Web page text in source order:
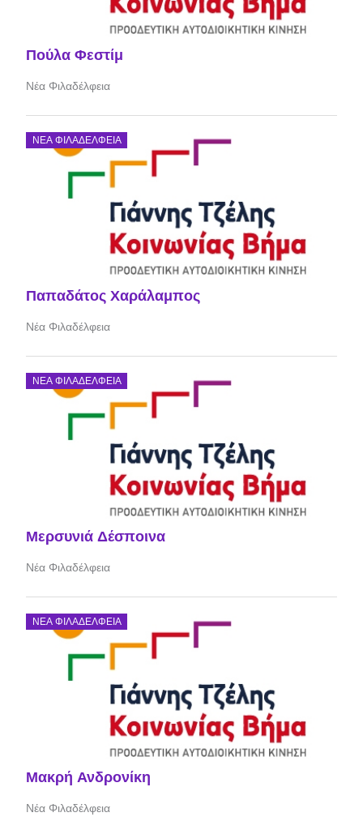
Πούλα Φεστίμ
Νέα Φιλαδέλφεια
ΝΈΑ ΦΙΛΑΔΈΛΦΕΙΑ
Παπαδάτος Χαράλαμπος
Νέα Φιλαδέλφεια
ΝΈΑ ΦΙΛΑΔΈΛΦΕΙΑ
Μερσυνιά Δέσποινα
Νέα Φιλαδέλφεια
ΝΈΑ ΦΙΛΑΔΈΛΦΕΙΑ
Μακρή Ανδρονίκη
Νέα Φιλαδέλφεια